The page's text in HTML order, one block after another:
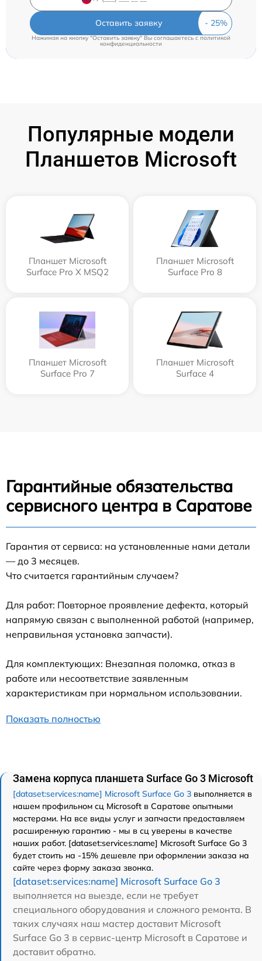
Оставить заявку
Нажимая на кнопку "Оставить заявку" Вы соглашаетесь cполитикой
конфиденциальности
Популярные модели
Планшетов Microsoft
Планшет Microsoft
Surface Pro X MSQ2
Планшет Microsoft
Surface Pro 8
Планшет Microsoft
Surface Pro 7
Планшет Microsoft
Surface 4
Гарантийные обязательства
сервисного центра в Саратове
Гарантия от сервиса: на установленные нами детали
— до 3 месяцев.
Что считается гарантийным случаем?
Для работ: Повторное проявление дефекта, который
напрямую связан с выполненной работой (например,
неправильная установка запчасти).
Для комплектующих: Внезапная поломка, отказ в
работе или несоответствие заявленным
характеристикам при нормальном использовании.
Показать полностью
Замена корпуса планшета Surface Go 3 Microsoft
[dataset:services:name] Microsoft Surface Go 3 выполняется в
нашем профильном сц Microsoft в Саратове опытными
мастерами. На все виды услуг и запчасти предоставляем
расширенную гарантию - мы в сц уверены в качестве
наших работ. [dataset:services:name] Microsoft Surface Go 3
будет стоить на -15% дешевле при оформлении заказа на
сайте через форму заказа звонка.
[dataset:services:name] Microsoft Surface Go 3
выполняется на выезде, если не требует
специального оборудования и сложного ремонта. В
таких случаях наш мастер доставит Microsoft
Surface Go 3 в сервис-центр Microsoft в Саратове и
доставит обратно.